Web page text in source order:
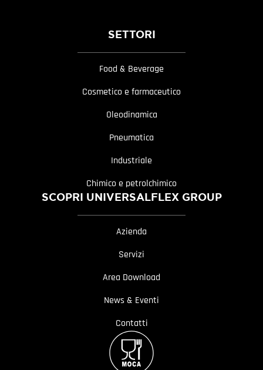
SETTORI
Food & Beverage
Cosmetico e farmaceutico
Oleodinamica
Pneumatica
Industriale
Chimico e petrolchimico
SCOPRI UNIVERSALFLEX GROUP
Azienda
Servizi
Area Download
News & Eventi
Contatti